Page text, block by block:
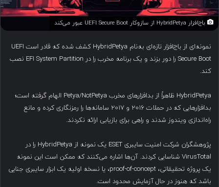
باج‌افزار HybridPetya از سازوکار UEFI Secure Boot عبور می‌کند
نمونه‌ای از باج‌افزار تازه‌ای به‌نام HybridPetya کشف شده که قادر است UEFI
Secure Boot را دور بزند و یک برنامه مخرب را در EFI System Partition نصب
کند.
HybridPetya ظاهراً از بدافزارهای مخرب Petya/NotPetya الهام گرفته است؛
بدافزارهایی که در حملات ۲۰۱۶ و ۲۰۱۷ سامانه‌ها را رمزنگاری کرده و مانع
راه‌اندازی ویندوز شدند و راهی برای بازیابی ارائه نکردند.
پژوهشگران شرکت امنیت سایبری ESET یک نمونه از HybridPetya را در
VirusTotal شناسایی کردند. آن‌ها اشاره می‌کنند که ممکن است این نمونه
یک پروژه تحقیقاتی، proof-of-concept، یا نسخه اولیه یک ابزار سایبری جنایی
باشد که هنوز در حال آزمایش محدود است.